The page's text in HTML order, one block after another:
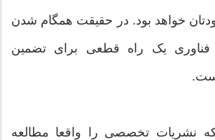
خواهد بود. در حقیقت همگام شدن
فناوری یک راه قطعی برای تضمین
نشریات تخصصی را واقعا مطالعه